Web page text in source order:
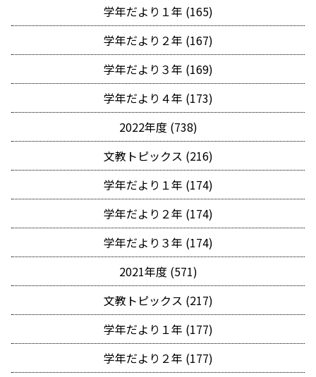
学年だより１年 (165)
学年だより２年 (167)
学年だより３年 (169)
学年だより４年 (173)
2022年度 (738)
文教トピックス (216)
学年だより１年 (174)
学年だより２年 (174)
学年だより３年 (174)
2021年度 (571)
文教トピックス (217)
学年だより１年 (177)
学年だより２年 (177)